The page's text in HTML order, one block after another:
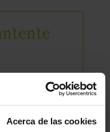
Acerca de las cookies
y
nuestro